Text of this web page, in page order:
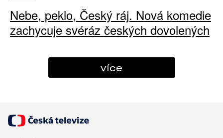
Nebe, peklo, Český ráj. Nová komedie
zachycuje svéráz českých dovolených
více